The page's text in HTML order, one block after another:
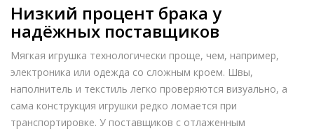
Низкий процент брака у
надёжных поставщиков
Мягкая игрушка технологически проще, чем, например,
электроника или одежда со сложным кроем. Швы,
наполнитель и текстиль легко проверяются визуально, а
сама конструкция игрушки редко ломается при
транспортировке. У поставщиков с отлаженным